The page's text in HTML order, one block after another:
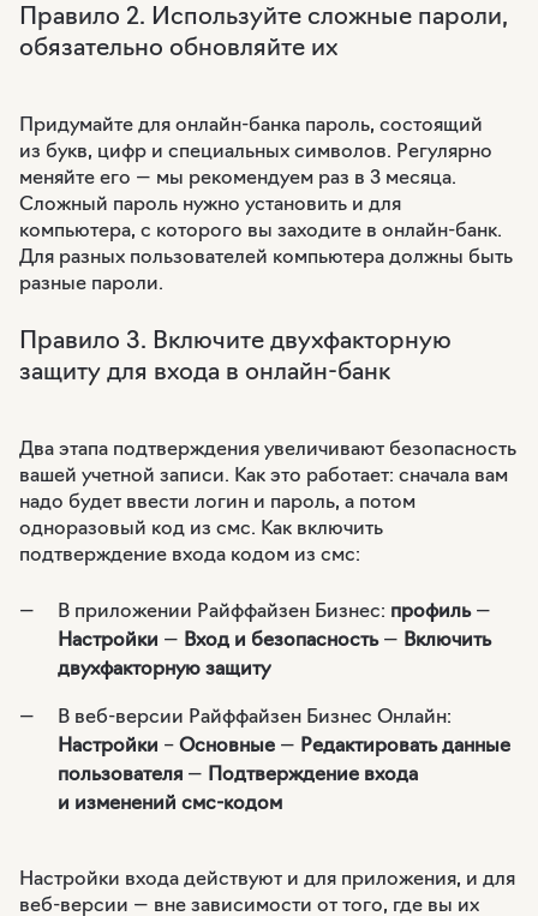
Правило 2. Используйте сложные пароли,
обязательно обновляйте их
Придумайте для онлайн-банка пароль, состоящий
из букв, цифр и специальных символов. Регулярно
меняйте его — мы рекомендуем раз в 3 месяца.
Сложный пароль нужно установить и для
компьютера, с которого вы заходите в онлайн-банк.
Для разных пользователей компьютера должны быть
разные пароли.
Правило 3. Включите двухфакторную
защиту для входа в онлайн-банк
Два этапа подтверждения увеличивают безопасность
вашей учетной записи. Как это работает: сначала вам
надо будет ввести логин и пароль, а потом
одноразовый код из смс. Как включить
подтверждение входа кодом из смс:
В приложении Райффайзен Бизнес: профиль—
Настройки — Вход и безопасность— Включить
двухфакторную защиту
В веб-версии Райффайзен Бизнес Онлайн:
Настройки – Основные — Редактировать данные
пользователя — Подтверждение входа
и изменений смс-⁠кодом
Настройки входа действуют и для приложения, и для
веб-версии — вне зависимости от того, где вы их